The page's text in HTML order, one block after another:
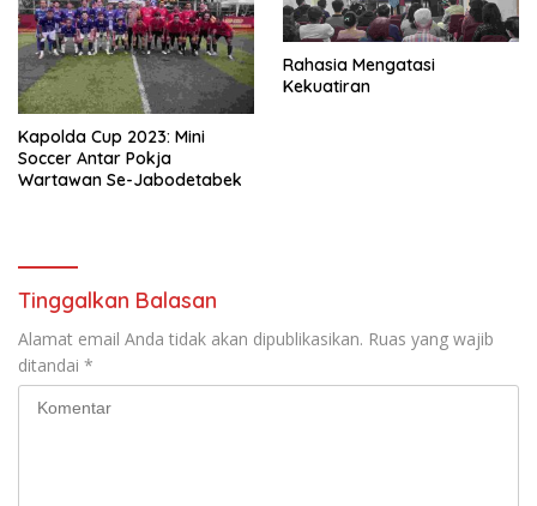
Kapolda Cup 2023: Mini
Soccer Antar Pokja
Wartawan Se-Jabodetabek
Rahasia Mengatasi
Kekuatiran
Tinggalkan Balasan
Alamat email Anda tidak akan dipublikasikan. Ruas yang wajib
ditandai *